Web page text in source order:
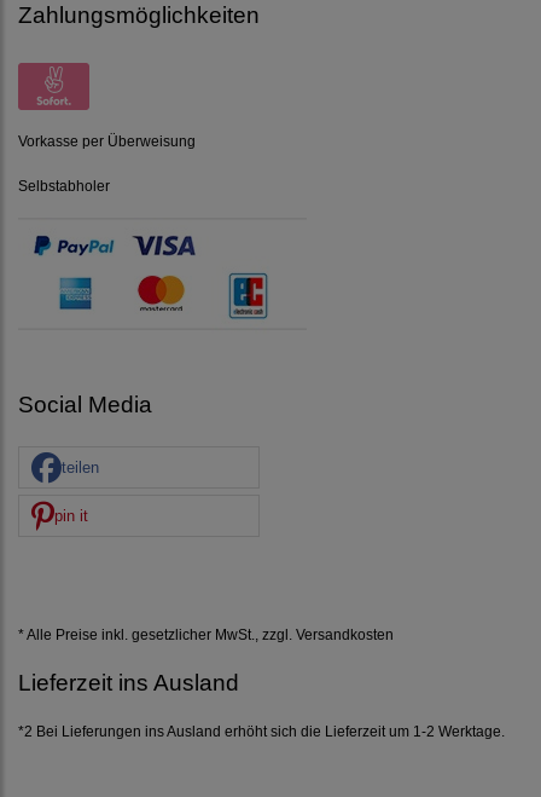
Zahlungsmöglichkeiten
Vorkasse per Überweisung
Selbstabholer
Social Media
teilen
pin it
* Alle Preise inkl. gesetzlicher MwSt., zzgl. Versandkosten
Lieferzeit ins Ausland
*2 Bei Lieferungen ins Ausland erhöht sich die Lieferzeit um 1-2 Werktage.